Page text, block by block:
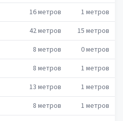
16метров 1 метров
42метров 15 метров
8 метров 0метров
8 метров 1 метров
13 метров 1 метров
8 метров 1 метров